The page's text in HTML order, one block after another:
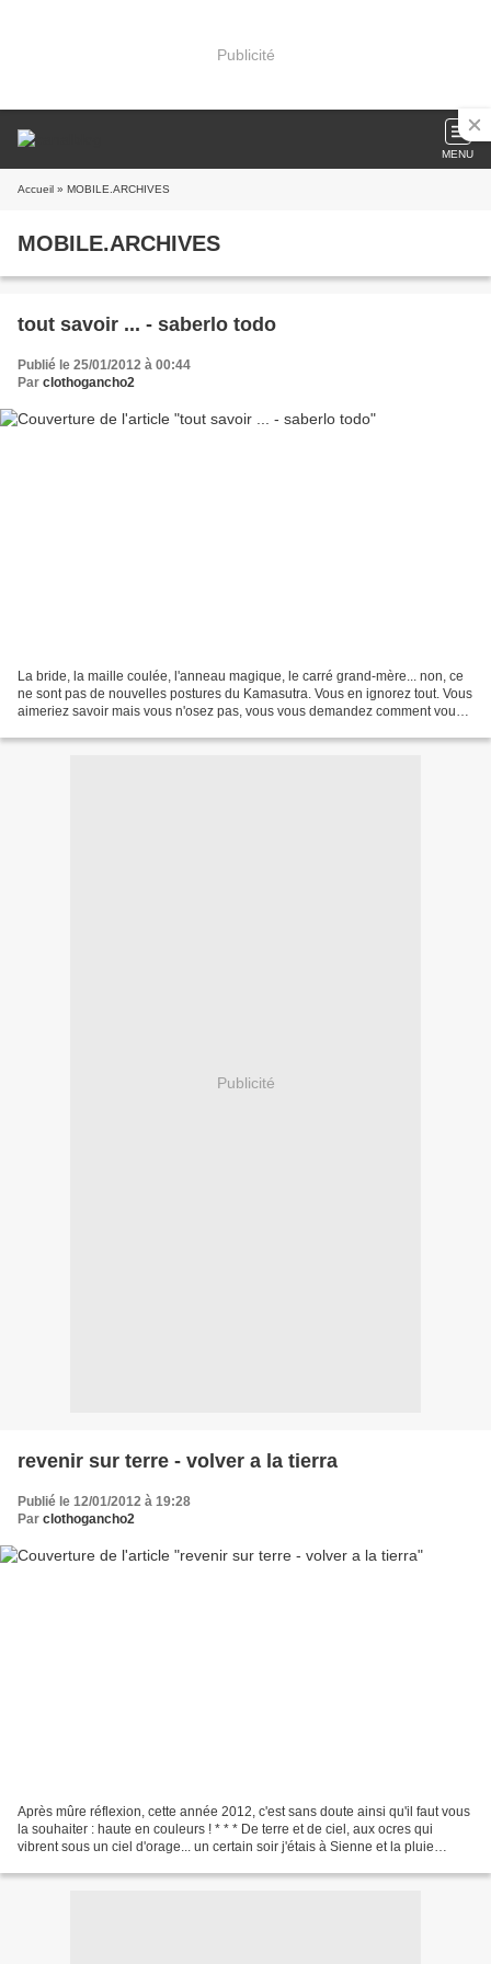
Publicité
MENU
Accueil » MOBILE.ARCHIVES
MOBILE.ARCHIVES
tout savoir ... - saberlo todo
Publié le 25/01/2012 à 00:44
Par clothogancho2
La bride, la maille coulée, l'anneau magique, le carré grand-mère... non, ce
ne sont pas de nouvelles postures du Kamasutra. Vous en ignorez tout. Vous
aimeriez savoir mais vous n'osez pas, vous vous demandez comment vous y
Publicité
revenir sur terre - volver a la tierra
Publié le 12/01/2012 à 19:28
Par clothogancho2
Après mûre réflexion, cette année 2012, c'est sans doute ainsi qu'il faut vous
la souhaiter : haute en couleurs ! * * * De terre et de ciel, aux ocres qui
vibrent sous un ciel d'orage... un certain soir j'étais à Sienne et la pluie